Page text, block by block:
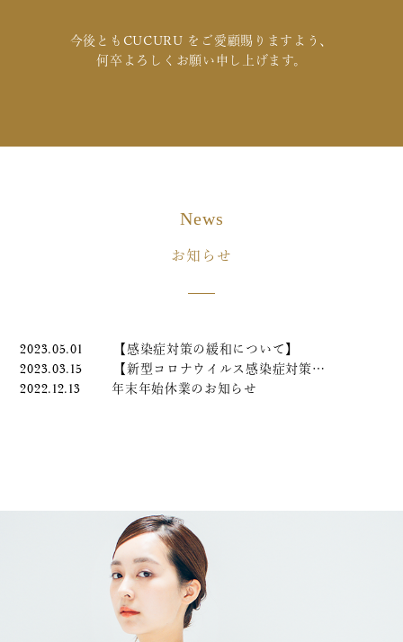
今後ともCUCURU をご愛顧賜りますよう、
何卒よろしくお願い申し上げます。
News
お知らせ
2023.05.01 【感染症対策の緩和について】
2023.03.15 【新型コロナウイルス感染症対策…
2022.12.13 年末年始休業のお知らせ